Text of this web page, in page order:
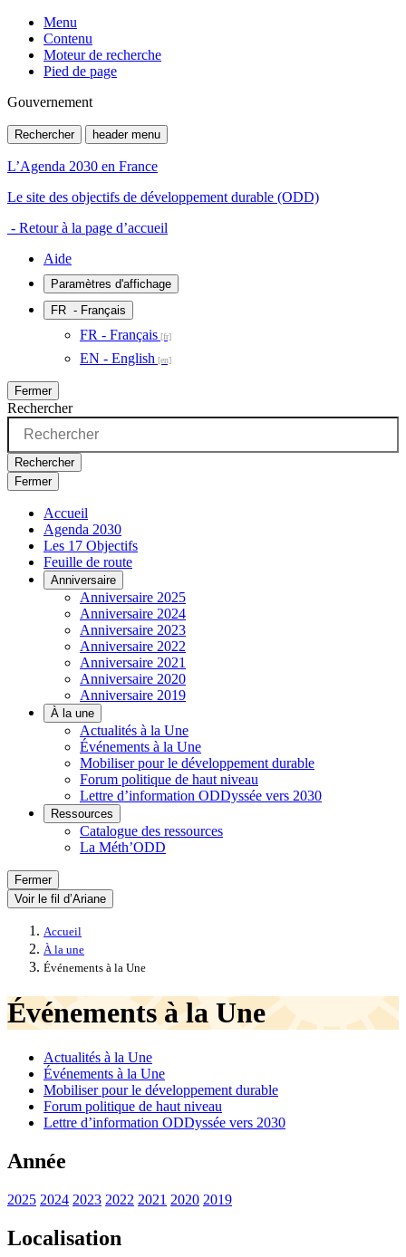
Menu
Contenu
Moteur de recherche
Pied de page
Gouvernement
Rechercher header menu
L’Agenda 2030 en France
Le site des objectifs de développement durable (ODD)
- Retour à la page d’accueil
Aide
Paramètres d'affichage
FR - Français
FR - Français
EN - English
Fermer
Rechercher
Rechercher
Fermer
Accueil
Agenda 2030
Les 17 Objectifs
Feuille de route
Anniversaire
Anniversaire 2025
Anniversaire 2024
Anniversaire 2023
Anniversaire 2022
Anniversaire 2021
Anniversaire 2020
Anniversaire 2019
À la une
Actualités à la Une
Événements à la Une
Mobiliser pour le développement durable
Forum politique de haut niveau
Lettre d’information ODDyssée vers 2030
Ressources
Catalogue des ressources
La Méth’ODD
Fermer
Voir le fil d’Ariane
Accueil
À la une
Événements à la Une
Événements à la Une
Actualités à la Une
Événements à la Une
Mobiliser pour le développement durable
Forum politique de haut niveau
Lettre d’information ODDyssée vers 2030
Année
2025 2024 2023 2022 2021 2020 2019
Localisation